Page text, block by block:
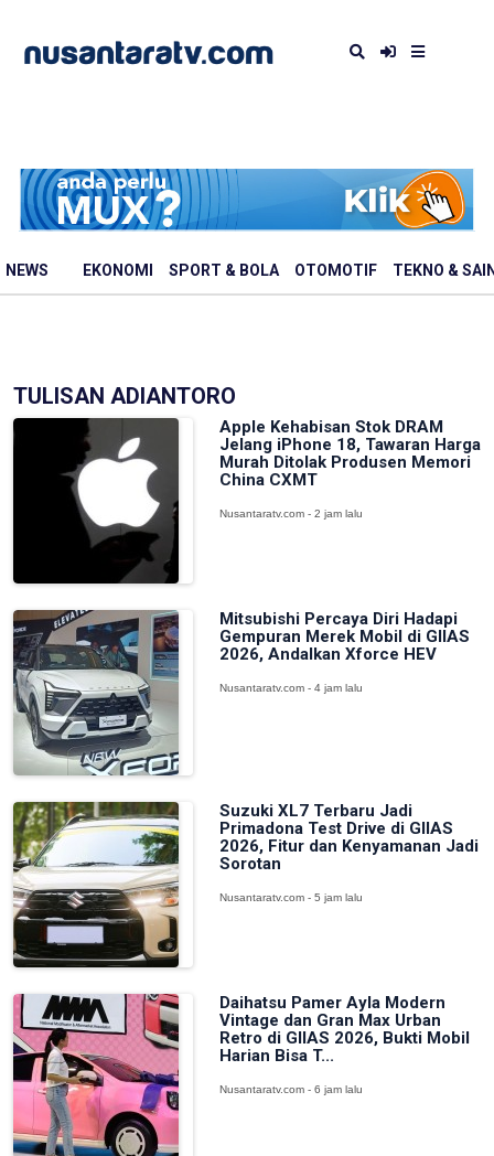
NEWS EKONOMI SPORT & BOLA OTOMOTIF TEKNO &
TULISAN ADIANTORO
Apple Kehabisan Stok DRAM
Jelang iPhone 18, Tawaran Harga
Murah Ditolak Produsen Memori
China CXMT
Nusantaratv.com - 2 jam lalu
Mitsubishi Percaya Diri Hadapi
Gempuran Merek Mobil di GIIAS
2026, Andalkan Xforce HEV
Nusantaratv.com - 4 jam lalu
Suzuki XL7 Terbaru Jadi
Primadona Test Drive di GIIAS
2026, Fitur dan Kenyamanan Jadi
Sorotan
Nusantaratv.com - 5 jam lalu
Daihatsu Pamer Ayla Modern
Vintage dan Gran Max Urban
Retro di GIIAS 2026, Bukti Mobil
Harian Bisa T...
Nusantaratv.com - 6 jam lalu